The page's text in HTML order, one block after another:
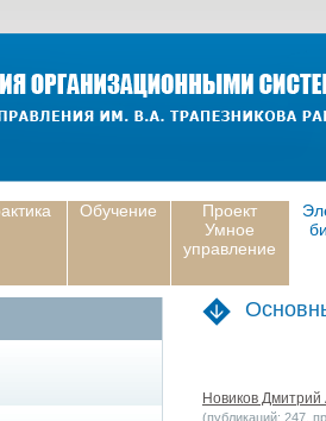
Обучение
Проект
Умное
управление
Новиков Дмитрий
(публикаций: 247,